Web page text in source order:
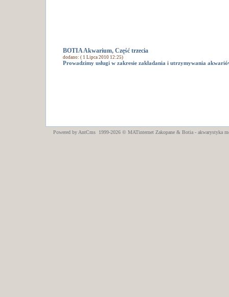
BOTIA Akwarium, Część trzecia
dodano: ( 1 Lipca 2010 12:25)
Prowadzimy usługi w zakresie zakładania i utrzymywania
Powered by AntCms 1999-2026 © MATinternet Zakopane& Botia - akwarystyka